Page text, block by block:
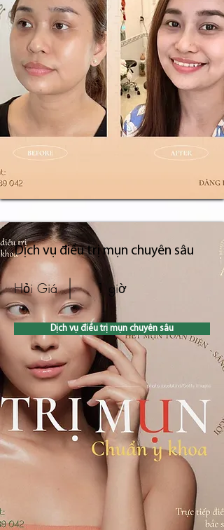
Dịch vụ điều trị mụn chuyên sâu
Hỏi Giá 1 giờ
Dịch vụ điều trị mụn chuyên sâu